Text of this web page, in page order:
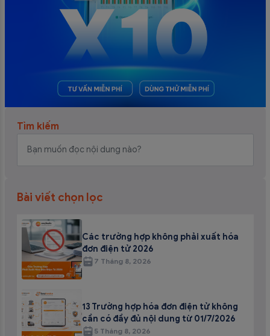
Tìm kiếm
Bài viết chọn lọc
Các trường hợp không phải xuất hóa
đơn điện tử 2026
7 Tháng 8, 2026
13 Trường hợp hóa đơn điện tử không
cần có đầy đủ nội dung từ 01/7/2026
5 Tháng 8, 2026